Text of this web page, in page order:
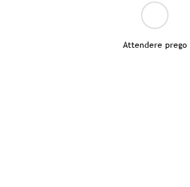
Attendere prego